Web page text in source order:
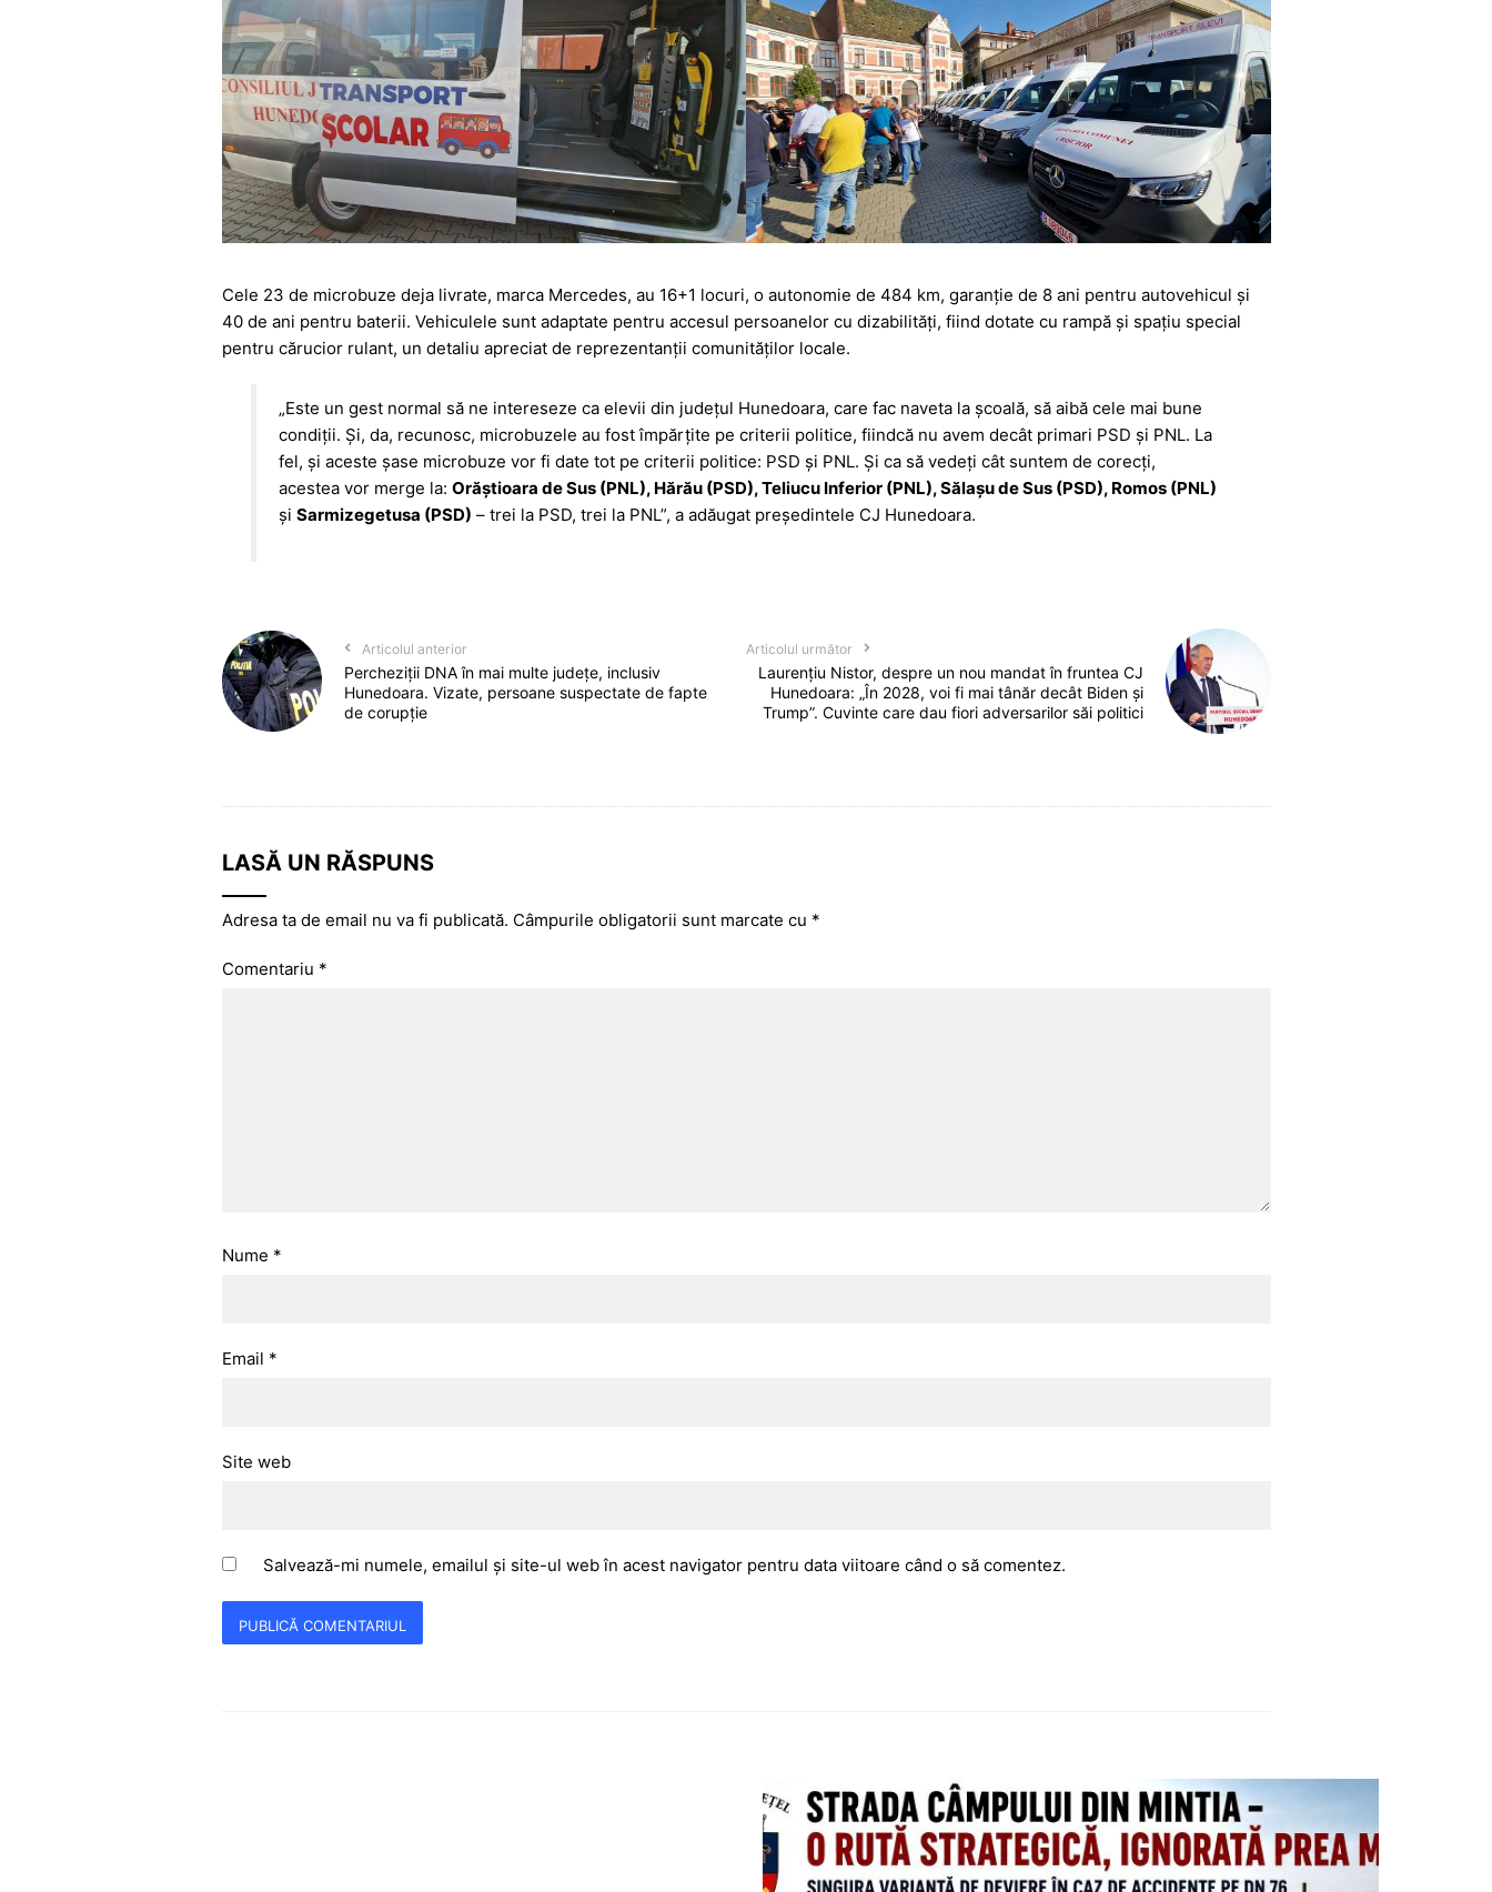
Cele 23 de microbuze deja livrate, marca Mercedes, au 16+1 locuri, o autonomie de 484 km, garanție de 8 ani pentru autovehicul și
40 de ani pentru baterii. Vehiculele sunt adaptate pentru accesul persoanelor cu dizabilități, fiind dotate cu rampă și spațiu special
pentru cărucior rulant, un detaliu apreciat de reprezentanții comunităților locale.
„Este un gest normal să ne intereseze ca elevii din județul Hunedoara, care fac naveta la școală, să aibă cele mai bune
condiții. Și, da, recunosc, microbuzele au fost împărțite pe criterii politice, fiindcă nu avem decât primari PSD și PNL. La
fel, și aceste șase microbuze vor fi date tot pe criterii politice: PSD și PNL. Și ca să vedeți cât suntem de corecți,
acestea vor merge la: Orăștioara de Sus (PNL), Hărău (PSD), Teliucu Inferior (PNL), Sălașu de Sus (PSD), Romos (PNL)
și Sarmizegetusa (PSD) – trei la PSD, trei la PNL”, a adăugat președintele CJ Hunedoara.
Articolul anterior
Percheziții DNA în mai multe județe, inclusiv
Hunedoara. Vizate, persoane suspectate de fapte
de corupție
Articolul următor
Laurențiu Nistor, despre un nou mandat în fruntea CJ
Hunedoara: „În 2028, voi fi mai tânăr decât Biden și
Trump”. Cuvinte care dau fiori adversarilor săi politici
LASĂ UN RĂSPUNS
Adresa ta de email nu va fi publicată. Câmpurile obligatorii sunt marcate cu *
Comentariu *
Nume *
Email *
Site web
Salvează-mi numele, emailul și site-ul web în acest navigator pentru data viitoare când o să comentez.